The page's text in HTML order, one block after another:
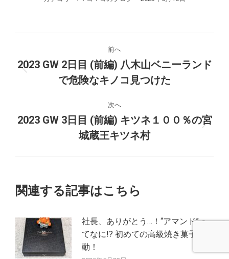
稿
ー
ョ
ン
前へ
前
の
稿:
2023 GW 2日目 (前編) 八木山ベニーランド
で危険なキノコ見つけた
次へ
次
の
2023 GW 3日目 (前編) キツネ１００％の宮
城蔵王キツネ村
関連する記事はこちら
社長、ありがとう…！“アマンド”っ
てなに!? 初めての高級焼き菓子に感
動！